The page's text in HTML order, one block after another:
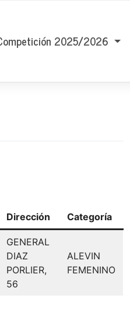
2025/2026
Dirección Categoría
GENERAL
DIAZ
PORLIER,
56
ALEVIN
FEMENINO